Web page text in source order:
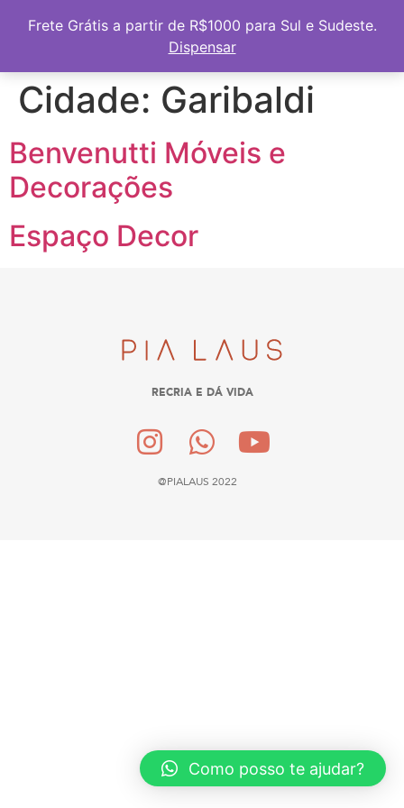
Cidade: Garibaldi
Benvenutti Móveis e
Decorações
Espaço Decor
RECRIA E DÁ VIDA
@PIALAUS 2022
Frete Grátis a partir de R$1000 para Sul e Sudeste.
Dispensar
Como posso te ajudar?